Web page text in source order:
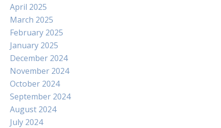
April 2025
March 2025
February 2025
January 2025
December 2024
November 2024
October 2024
September 2024
August 2024
July 2024